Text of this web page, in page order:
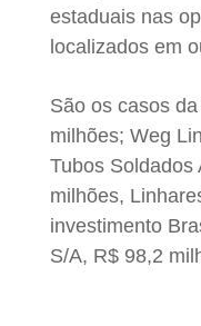
estaduais nas
localizados em
São os casos
milhões; Weg
Tubos Soldados
milhões,
investimento
S/A, R$ 98,2